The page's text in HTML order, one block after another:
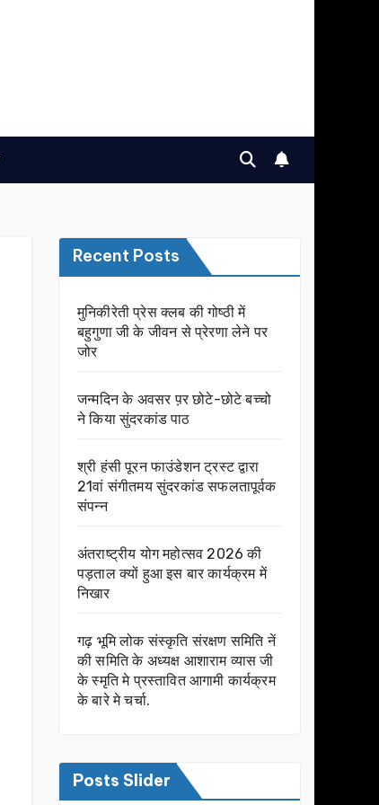
Recent Posts
मुनिकीरेती प्रेस क्लब की गोष्ठी में
बहुगुणा जी के जीवन से प्रेरणा लेने पर
जोर
जन्मदिन के अवसर प़र छोटे-छोटे बच्चो
ने किया सुंदरकांड पाठ
श्री हंसी पूरन फाउंडेशन ट्रस्ट द्वारा
21वां संगीतमय सुंदरकांड सफलतापूर्वक
संपन्न
अंतराष्ट्रीय योग महोत्सव 2026 की
पड़ताल क्यों हुआ इस बार कार्यक्रम में
निखार
गढ़ भूमि लोक संस्कृति संरक्षण समिति नें
की समिति के अध्यक्ष आशाराम व्यास जी
के स्मृति मे प्रस्तावित आगामी कार्यक्रम
के बारे मे चर्चा.
Posts Slider